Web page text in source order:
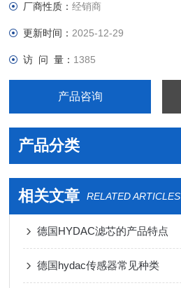
厂商性质：经销商
更新时间： 2025-12-29
访 问 量： 1385
产品咨询
产品分类
相关文章 RELATED ARTICLES
德国HYDAC滤芯的产品特点
德国hydac传感器常见种类